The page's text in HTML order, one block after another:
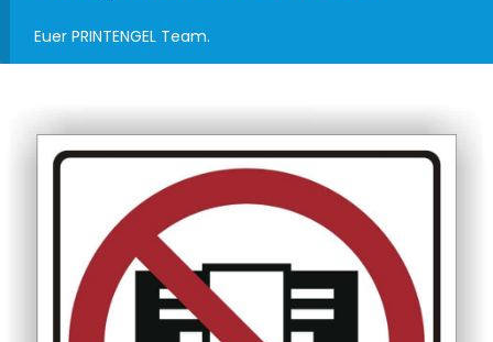
Euer PRINTENGEL Team.